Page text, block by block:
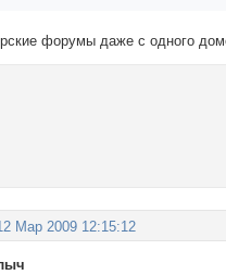
форумы даже с одного
Мар 2009 12:15:12